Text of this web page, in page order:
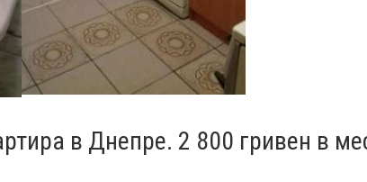
в Днепре. 2 800 гривен в